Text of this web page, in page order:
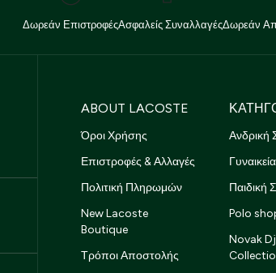
Δωρεάν ΕπιστροφέςΑσφαλείς ΣυναλλαγέςΔωρεάν
ABOUT LACOSTE
Όροι Χρήσης
Επιστροφές & Αλλαγές
Πολιτική Πληρωμών
New Lacoste
Boutique
Τρόποι Αποστολής
Ανδρική
Παιδική
Polo
Novak